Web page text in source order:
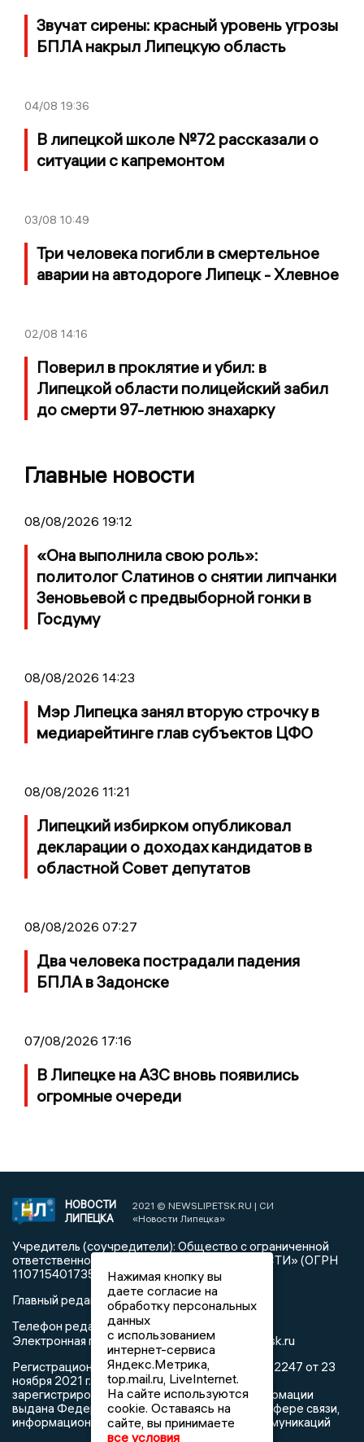
Звучат сирены: красный уровень угрозы
БПЛА накрыл Липецкую область
04/08 19:36
В липецкой школе №72 рассказали о
ситуации с капремонтом
03/08 10:49
Три человека погибли в смертельное
аварии на автодороге Липецк - Хлевное
02/08 14:16
Поверил в проклятие и убил: в
Липецкой области полицейский забил
до смерти 97-летнюю знахарку
Главные новости
08/08/2026 19:12
«Она выполнила свою роль»:
политолог Слатинов о снятии липчанки
Зеновьевой с предвыборной гонки в
Госдуму
08/08/2026 14:23
Мэр Липецка занял вторую строчку в
медиарейтинге глав субъектов ЦФО
08/08/2026 11:21
Липецкий избирком опубликовал
декларации о доходах кандидатов в
областной Совет депутатов
08/08/2026 07:27
Два человека пострадали падения
БПЛА в Задонске
07/08/2026 17:16
В Липецке на АЗС вновь появились
огромные очереди
НОВОСТИ
ЛИПЕЦКА
2021 © NEWSLIPETSK.RU | СИ
«Новости Липецка»
Учредитель (соучредители): Общество с ограниченной
ответственностью «РЕГИОНАЛЬНЫЕ НОВОСТИ» (ОГРН
1107154017354)
Главный редактор: Герцог Е.Г.
Телефон редакции: +7 903 699 9427
Электронная почта редакции:info@newslipetsk.ru
Регистрационный номер: серия Эл № ФС77-82247 от 23
ноября 2021 г. согласно выписке из реестра
зарегистрированных средств массовой информации
выдана Федеральной службой по надзору в сфере связи,
информационных технологий и массовых коммуникаций
Нажимая кнопку вы
даете согласие на
обработку персональных
данных
с использованием
интернет-сервиса
Яндекс.Метрика,
top.mail.ru, LiveInternet.
На сайте используются
cookie. Оставаясь на
сайте, вы принимаете
все условия